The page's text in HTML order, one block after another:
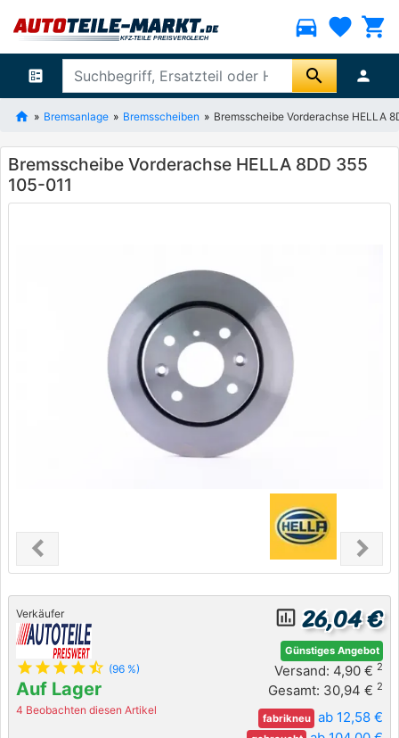
directions_car favorite shopping_cart
ballot search person
Bremsanlage Bremsscheiben Bremsscheibe Vorderachse HELLA
Bremsscheibe Vorderachse HELLA 8DD 355
105-011
chevron_leftPrevious chevron_right
Next
Verkäufer
star star star star star_half (96 %)
Auf Lager
4 Beobachten diesen Artikel
insert_chart_outlined 26,04 €
Günstiges Angebot
Versand: 4,90 € 2
Gesamt: 30,94 € 2
fabrikneu ab 12,58 €